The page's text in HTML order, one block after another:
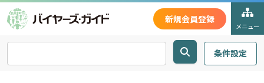
新規会員登録
メニュー
条件設定